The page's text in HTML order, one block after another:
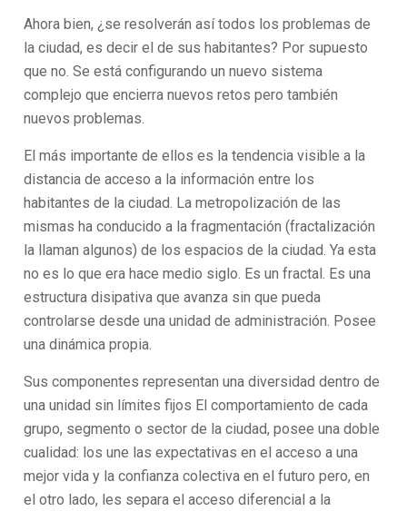
Ahora bien, ¿se resolverán así todos los problemas de
la ciudad, es decir el de sus habitantes? Por supuesto
que no. Se está configurando un nuevo sistema
complejo que encierra nuevos retos pero también
nuevos problemas.
El más importante de ellos es la tendencia visible a la
distancia de acceso a la información entre los
habitantes de la ciudad. La metropolización de las
mismas ha conducido a la fragmentación (fractalización
la llaman algunos) de los espacios de la ciudad. Ya esta
no es lo que era hace medio siglo. Es un fractal. Es una
estructura disipativa que avanza sin que pueda
controlarse desde una unidad de administración. Posee
una dinámica propia.
Sus componentes representan una diversidad dentro de
una unidad sin límites fijos El comportamiento de cada
grupo, segmento o sector de la ciudad, posee una doble
cualidad: los une las expectativas en el acceso a una
mejor vida y la confianza colectiva en el futuro pero, en
el otro lado, les separa el acceso diferencial a la